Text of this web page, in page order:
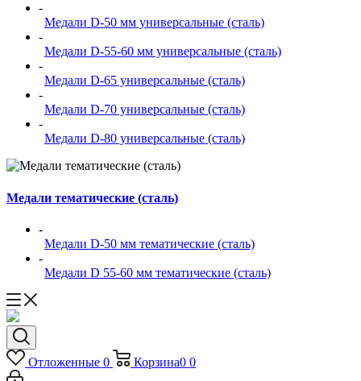
-
Медали D-50 мм универсальные (сталь)
-
Медали D-55-60 мм универсальные (сталь)
-
Медали D-65 универсальные (сталь)
-
Медали D-70 универсальные (сталь)
-
Медали D-80 универсальные (сталь)
Медали тематические (сталь)
-
Медали D-50 мм тематические (сталь)
-
Медали D 55-60 мм тематические (сталь)
Отложенные 0 Корзина0 0